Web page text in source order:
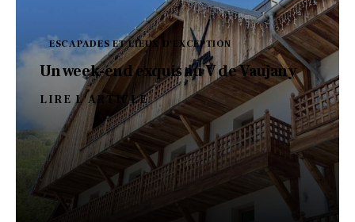
ESCAPADES ET LIEUX D'EXCEPTION
Un week-end exquis au V de Vaujany
LIRE L'ARTICLE